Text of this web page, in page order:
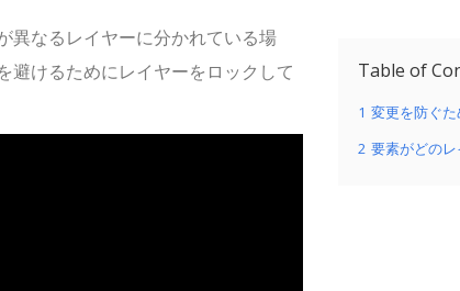
Table of
1 変更を防ぐ
2 要素がどの
異なるレイヤーに分かれている場
避けるためにレイヤーをロックして